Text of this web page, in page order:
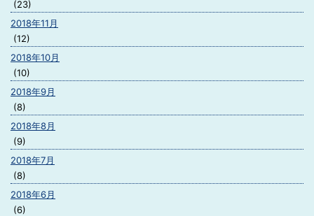
(23)
2018年11月
(12)
2018年10月
(10)
2018年9月
(8)
2018年8月
(9)
2018年7月
(8)
2018年6月
(6)